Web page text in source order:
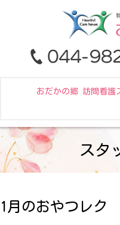
おだかの郷 訪問看護
スタ
1月のおやつレク